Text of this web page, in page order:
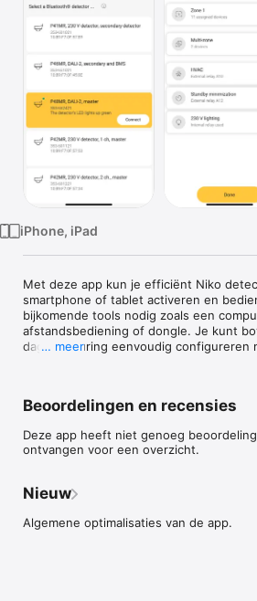
TV
iPhone, iPad
Met deze app kun je efficiënt Niko
smartphone of tablet activeren en
bijkomende tools nodig zoals een
afstandsbediening of dongle. Je kunt
daglichtsturing eenvoudig configureren
Je installatie moet één of meer P40/
Je smartphone/tablet moet ook
met het internet. De Niko detector tool-
verschillende Europese talen.
… meer
Beoordelingen en recensies
Deze app heeft niet genoeg
ontvangen voor een overzicht.
Nieuw
Algemene optimalisaties van de app.